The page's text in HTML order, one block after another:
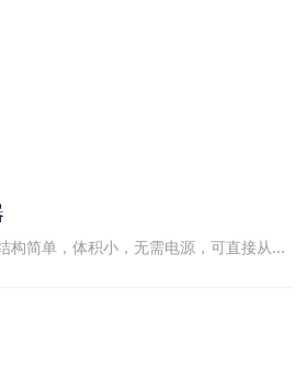
构简单，体积小，无需电源，可直接从...